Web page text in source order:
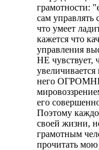
грамотности:
сам управлять
что умеет
кажется что
управления
НЕ чувствует,
увеличивается
него
его
Поэтому
своей жизни,
грамотным
прочитать мою